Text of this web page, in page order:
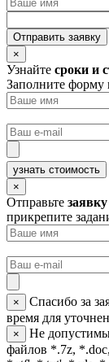
Отправить заявку
×
Узнайте сроки и
Заполните форму
узнать стоимость
×
Отправьте заявку
прикрепите
× Спасибо за
время для
× Не
файлов *.7z,